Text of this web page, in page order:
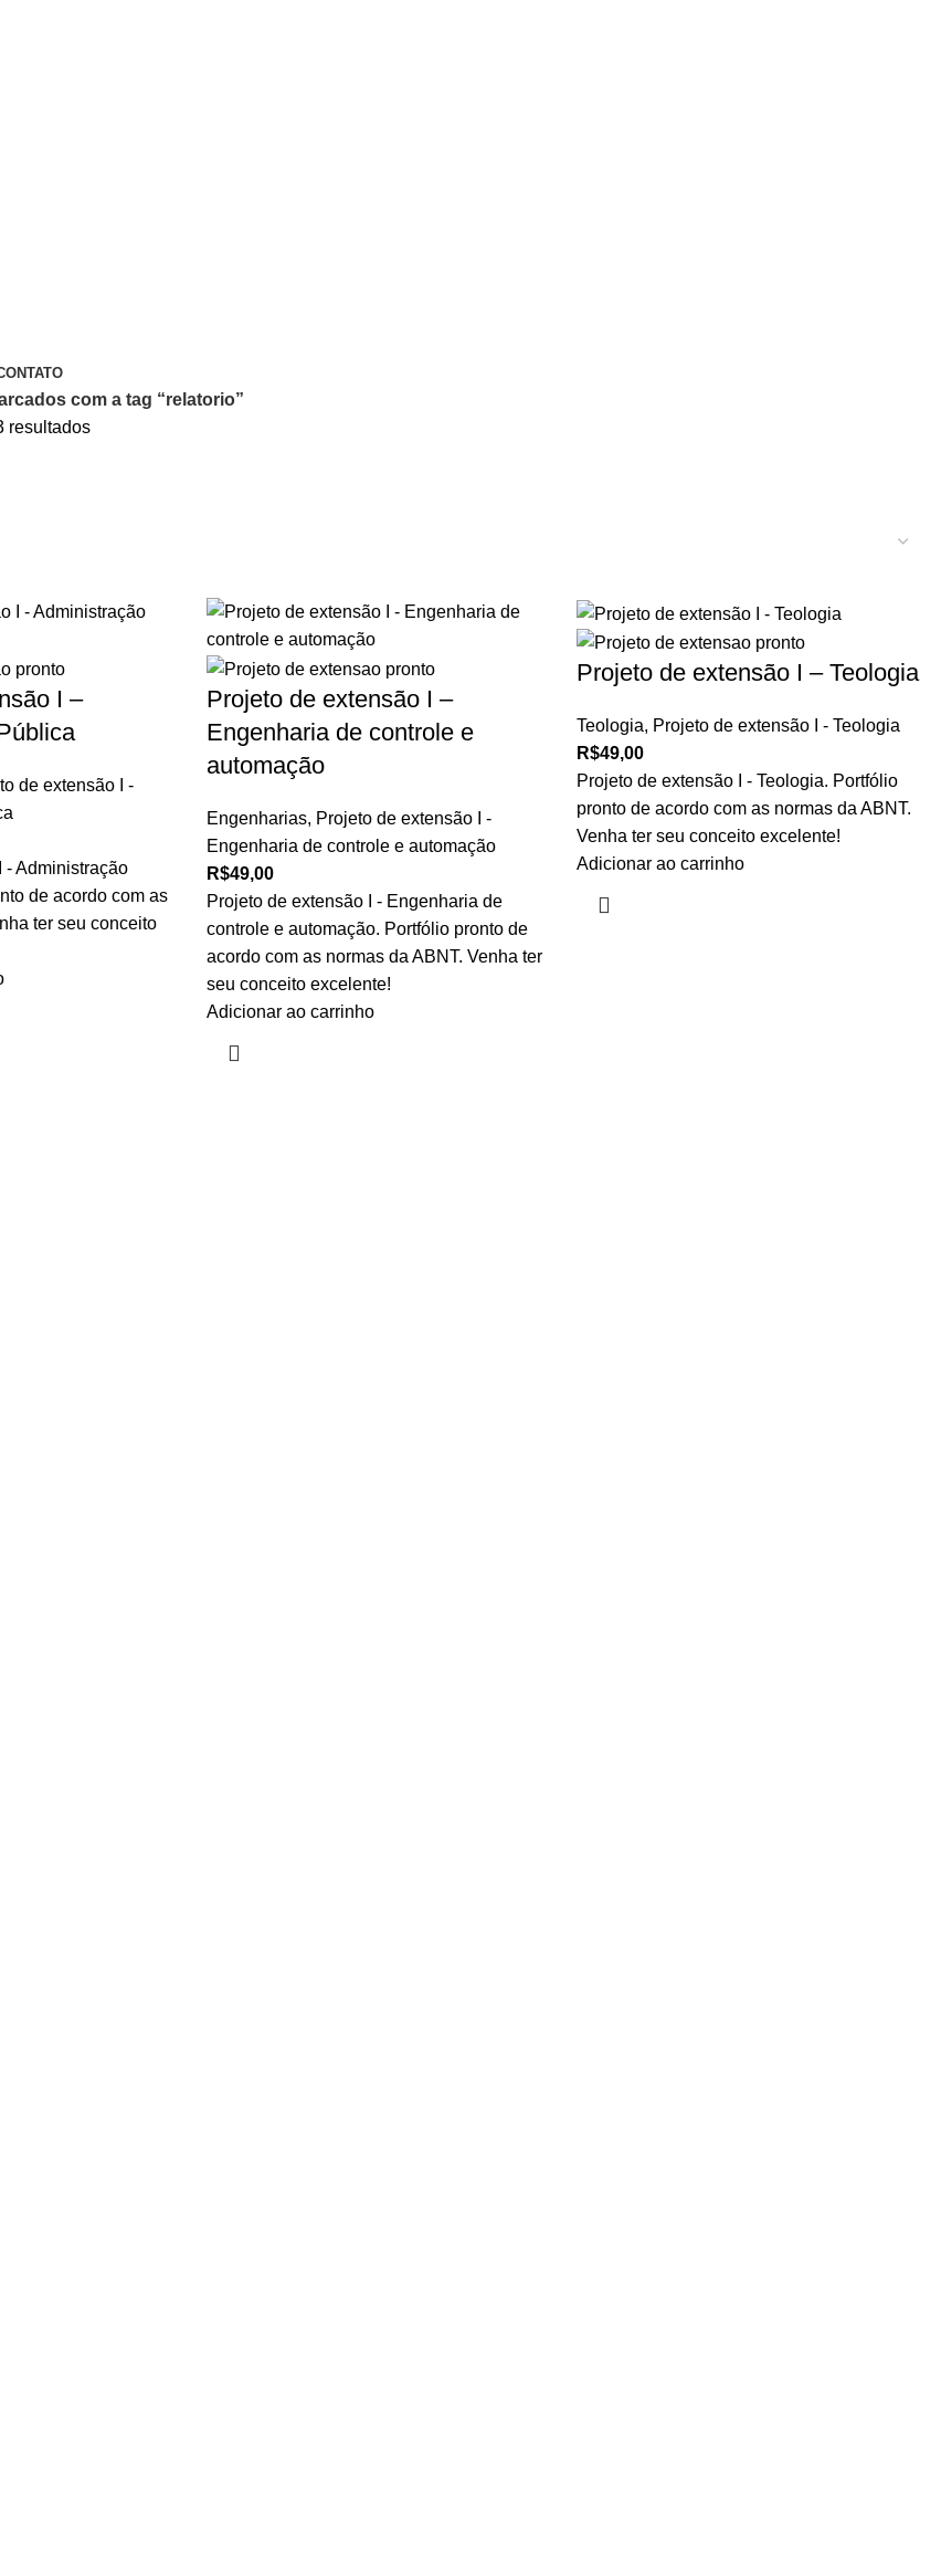
com a tag “relatorio”
resultados
I –
de extensão I -
- Administração
de acordo com as
ter seu conceito
Projeto de extensão I –
Engenharia de controle e
automação
Engenharias, Projeto de extensão I -
Engenharia de controle e automação
R$49,00
Projeto de extensão I - Engenharia de
controle e automação. Portfólio pronto de
acordo com as normas da ABNT. Venha ter
seu conceito excelente!
Adicionar ao carrinho
Projeto de extensão I – Teologia
Teologia, Projeto de extensão I - Teologia
R$49,00
Projeto de extensão I - Teologia. Portfólio
pronto de acordo com as normas da ABNT.
Venha ter seu conceito excelente!
Adicionar ao carrinho